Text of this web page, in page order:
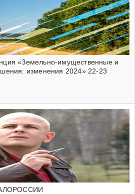
«Земельно-имущественные и
изменения 2024» 22-23